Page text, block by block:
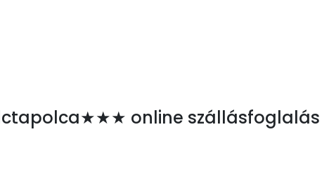
online szállásfoglalás